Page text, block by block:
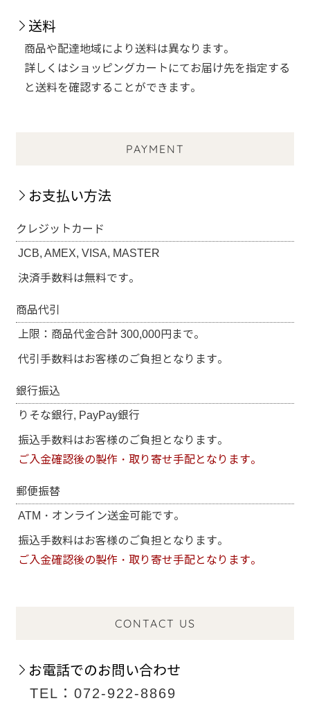
送料
商品や配達地域により送料は異なります。
詳しくはショッピングカートにてお届け先を指定する
と送料を確認することができます。
PAYMENT
お支払い方法
クレジットカード
JCB, AMEX, VISA, MASTER
決済手数料は無料です。
商品代引
上限：商品代金合計 300,000円まで。
代引手数料はお客様のご負担となります。
銀行振込
りそな銀行, PayPay銀行
振込手数料はお客様のご負担となります。
ご入金確認後の製作・取り寄せ手配となります。
郵便振替
ATM・オンライン送金可能です。
振込手数料はお客様のご負担となります。
ご入金確認後の製作・取り寄せ手配となります。
CONTACT US
お電話でのお問い合わせ
TEL：072-922-8869